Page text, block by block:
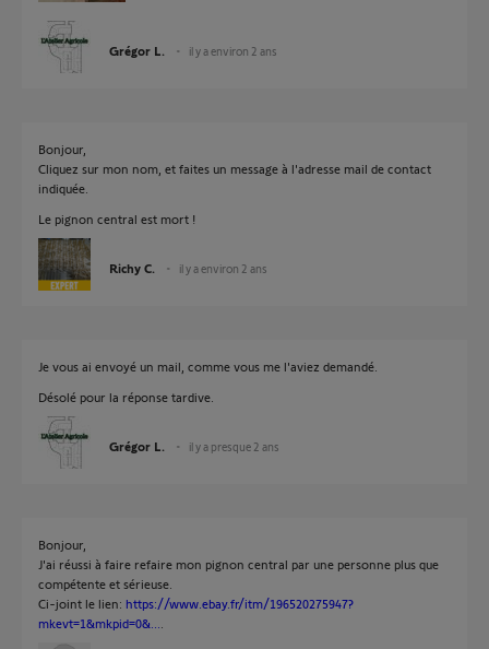
Grégor L. il y a environ 2 ans
Bonjour,
Cliquez sur mon nom, et faites un message à l'adresse mail de contact
indiquée.
Le pignon central est mort !
Richy C. il y a environ 2 ans
Je vous ai envoyé un mail, comme vous me l'aviez demandé.
Désolé pour la réponse tardive.
Grégor L. il y a presque 2 ans
Bonjour,
J'ai réussi à faire refaire mon pignon central par une personne plus que
compétente et sérieuse.
Ci-joint le lien: https://www.ebay.fr/itm/196520275947?
mkevt=1&mkpid=0&...